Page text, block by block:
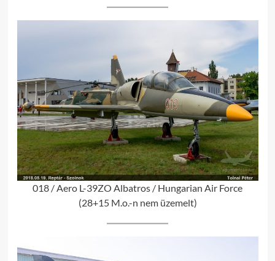
018 / Aero L-39ZO Albatros / Hungarian Air Force
(28+15 M.o.-n nem üzemelt)